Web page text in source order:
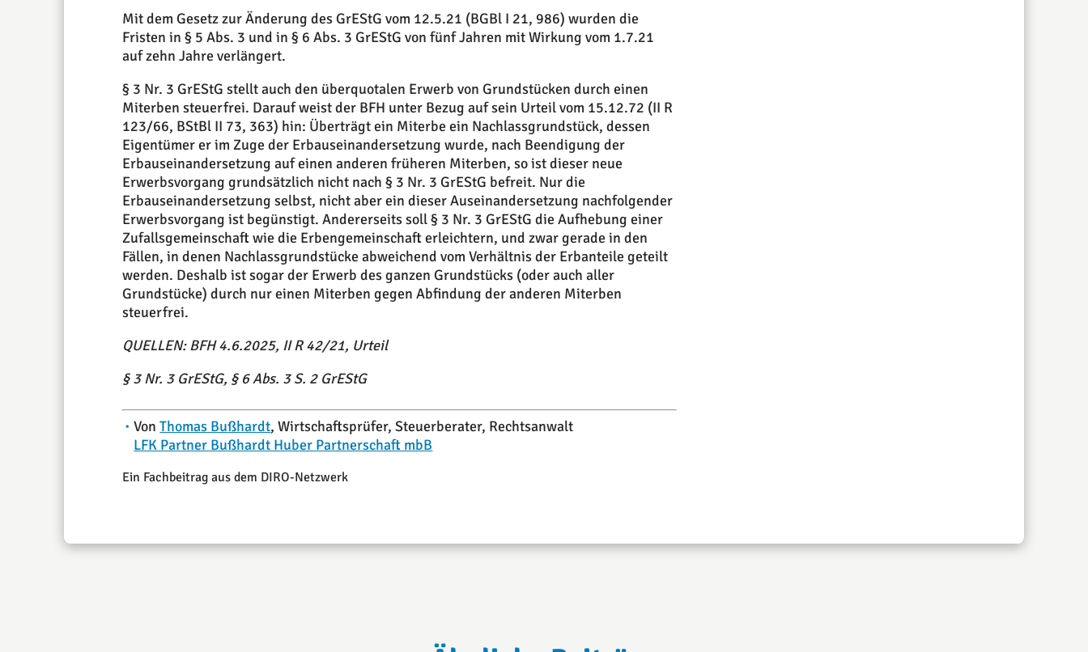
Mit dem Gesetz zur Änderung des GrEStG vom 12.5.21 (BGBl I 21, 986) wurden die
Fristen in § 5 Abs. 3 und in § 6 Abs. 3 GrEStG von fünf Jahren mit Wirkung vom 1.7.21
auf zehn Jahre verlängert.
§ 3 Nr. 3 GrEStG stellt auch den überquotalen Erwerb von Grundstücken durch einen
Miterben steuerfrei. Darauf weist der BFH unter Bezug auf sein Urteil vom 15.12.72 (II R
123/66, BStBl II 73, 363) hin: Überträgt ein Miterbe ein Nachlassgrundstück, dessen
Eigentümer er im Zuge der Erbauseinandersetzung wurde, nach Beendigung der
Erbauseinandersetzung auf einen anderen früheren Miterben, so ist dieser neue
Erwerbsvorgang grundsätzlich nicht nach § 3 Nr. 3 GrEStG befreit. Nur die
Erbauseinandersetzung selbst, nicht aber ein dieser Auseinandersetzung nachfolgender
Erwerbsvorgang ist begünstigt. Andererseits soll § 3 Nr. 3 GrEStG die Aufhebung einer
Zufallsgemeinschaft wie die Erbengemeinschaft erleichtern, und zwar gerade in den
Fällen, in denen Nachlassgrundstücke abweichend vom Verhältnis der Erbanteile geteilt
werden. Deshalb ist sogar der Erwerb des ganzen Grundstücks (oder auch aller
Grundstücke) durch nur einen Miterben gegen Abfindung der anderen Miterben
steuerfrei.
QUELLEN: BFH 4.6.2025, II R 42/21, Urteil
§ 3 Nr. 3 GrEStG, § 6 Abs. 3 S. 2 GrEStG
VonThomas Bußhardt, Wirtschaftsprüfer, Steuerberater, Rechtsanwalt
LFK Partner Bußhardt Huber Partnerschaft mbB
Ein Fachbeitrag aus dem DIRO-Netzwerk